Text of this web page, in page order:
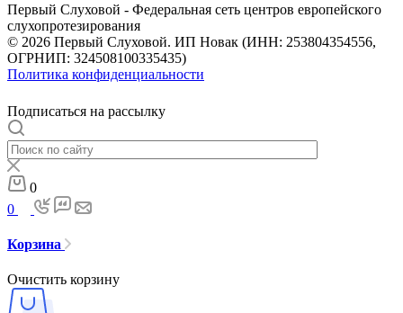
Первый Слуховой - Федеральная сеть центров европейского
слухопротезирования
© 2026 Первый Слуховой. ИП Новак (ИНН: 253804354556,
ОГРНИП: 324508100335435)
Политика конфиденциальности
Подписаться на рассылку
0
0
Корзина
Очистить корзину